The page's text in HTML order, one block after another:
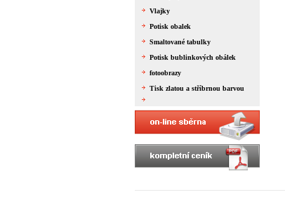
Vlajky
Potisk obalek
Smaltované tabulky
Potisk bublinkových obálek
fotoobrazy
Tisk zlatou a stříbrnou barvou